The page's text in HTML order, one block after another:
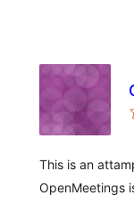
This is an
OpenMeetings